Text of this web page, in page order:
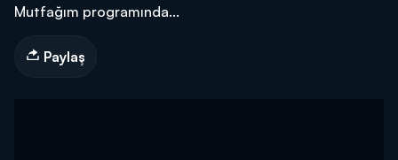
Mutfağım programında...
Paylaş